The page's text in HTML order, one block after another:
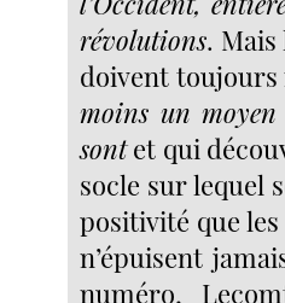
révolutions.
doivent toujours
moins un
sontet qui
socle sur lequel
positivité que
n’épuisent
numéro,